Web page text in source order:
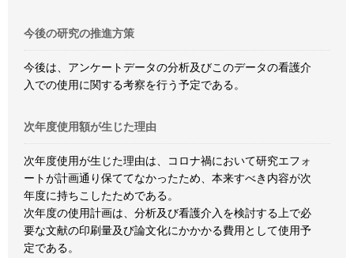
今後の研究の推進方策
今後は、アンケートデータの分析及びこのデータの看護介
入での使用に関する考察を行う予定である。
次年度使用額が生じた理由
次年度使用が生じた理由は、コロナ禍において研究エフォ
ートが計画通り保ててなかったため、本来すべき内容が次
年度に持ちこしたためである。
次年度の使用計画は、分析及び看護介入を検討する上で必
要な文献の印刷量及び論文化にかかかる費用として使用予
定である。